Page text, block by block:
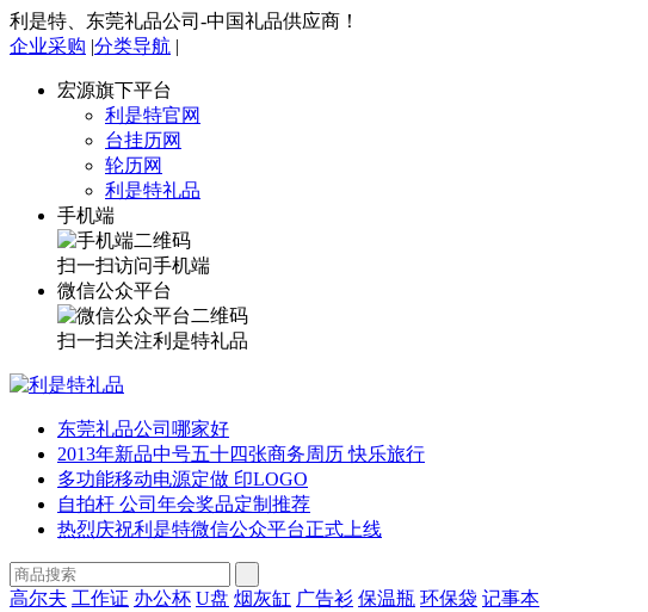
利是特、东莞礼品公司-中国礼品供应商！
企业采购 |分类导航 |
宏源旗下平台
利是特官网
台挂历网
轮历网
利是特礼品
手机端
扫一扫访问手机端
微信公众平台
扫一扫关注利是特礼品
东莞礼品公司哪家好
2013年新品中号五十四张商务周历 快乐旅行
多功能移动电源定做 印LOGO
自拍杆 公司年会奖品定制推荐
热烈庆祝利是特微信公众平台正式上线
高尔夫 工作证 办公杯 U盘 烟灰缸 广告衫 保温瓶 环保袋 记事本